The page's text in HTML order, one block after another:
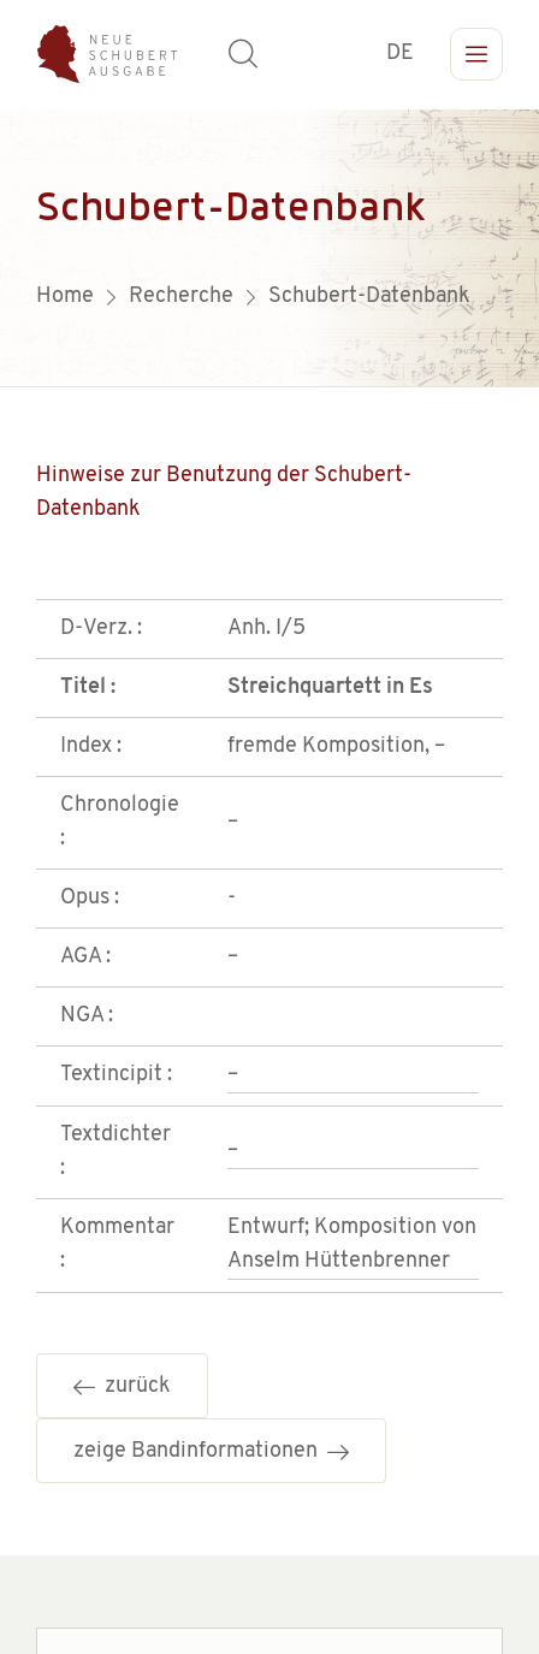
DE
Schubert-Datenbank
Home Recherche Schubert-Datenbank
Hinweise zur Benutzung der Schubert-
Datenbank
D-Verz. : Anh. I/5
Titel : Streichquartett in Es
Index : fremde Komposition, –
Chronologie
:
–
Opus : -
AGA : –
NGA :
Textincipit : –
Textdichter
:
–
Kommentar
:
Entwurf; Komposition von
Anselm Hüttenbrenner
zurück
zeige Bandinformationen